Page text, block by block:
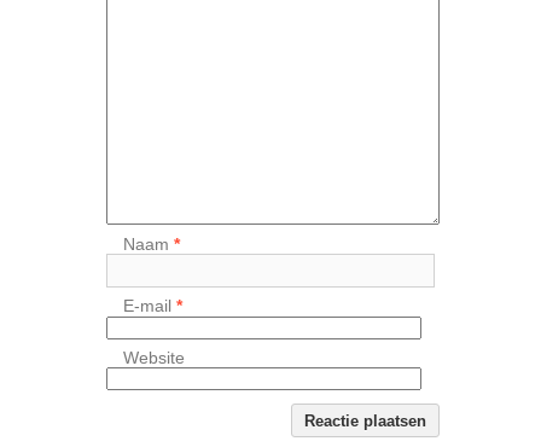
Naam*
E-mail*
Website